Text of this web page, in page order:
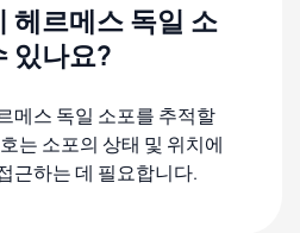
헤르메스 독일 소
있나요?
메스 독일 소포를 추적할
는 소포의 상태 및 위치에
근하는 데 필요합니다.